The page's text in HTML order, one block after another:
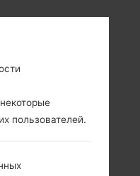
пользователей.